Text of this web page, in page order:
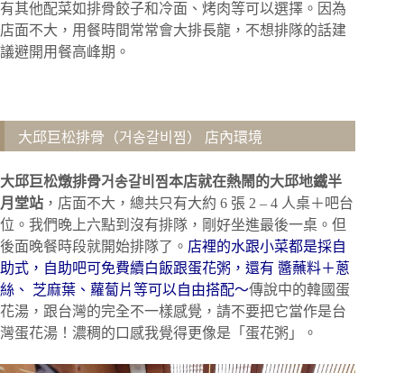
有其他配菜如排骨餃子和冷面、烤肉等可以選擇。因為
店面不大，用餐時間常常會大排長龍，不想排隊的話建
議避開用餐高峰期。
大邱巨松排骨（거송갈비찜） 店內環境
大邱巨松燉排骨거송갈비찜本店就在熱鬧的大邱地鐵半
月堂站 ，店面不大，總共只有大約 6 張 2 – 4 人桌＋吧台
位。我們晚上六點到沒有排隊，剛好坐進最後一桌。但
後面晚餐時段就開始排隊了。 店裡的水跟小菜都是採自
助式，自助吧可免費續白飯跟蛋花粥，還有 醬蘸料＋蔥
絲、 芝麻葉、蘿蔔片等可以自由搭配～傳說中的韓國蛋
花湯，跟台灣的完全不一樣感覺，請不要把它當作是台
灣蛋花湯！濃稠的口感我覺得更像是「蛋花粥」。